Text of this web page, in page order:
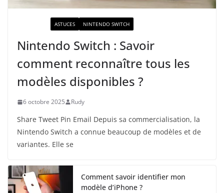
ASTUCES NINTENDO SWITCH
Nintendo Switch : Savoir
comment reconnaître tous les
modèles disponibles ?
6 octobre 2025 Rudy
Share Tweet Pin Email Depuis sa commercialisation, la
Nintendo Switch a connue beaucoup de modèles et de
variantes. Elle se
Comment savoir identifier mon
modèle d’iPhone ?